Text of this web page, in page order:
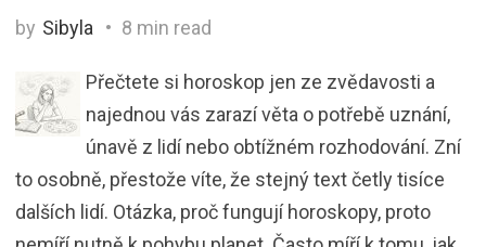
by Sibyla 8 min read
Přečtete si horoskop jen ze zvědavosti a
najednou vás zarazí věta o potřebě uznání,
únavě z lidí nebo obtížném rozhodování. Zní
to osobně, přestože víte, že stejný text četly tisíce
dalších lidí. Otázka, proč fungují horoskopy, proto